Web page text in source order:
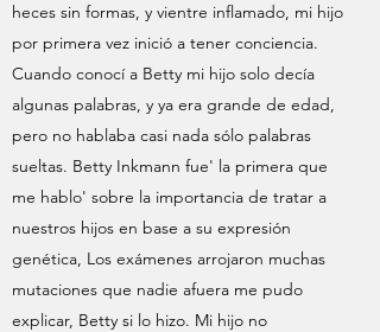
heces sin formas, y vientre inflamado, mi hijo
por primera vez inició a tener conciencia.
Cuando conocí a Betty mi hijo solo decía
algunas palabras, y ya era grande de edad,
pero no hablaba casi nada sólo palabras
sueltas. Betty Inkmann fue' la primera que
me hablo' sobre la importancia de tratar a
nuestros hijos en base a su expresión
genética, Los exámenes arrojaron muchas
mutaciones que nadie afuera me pudo
explicar, Betty si lo hizo. Mi hijo no